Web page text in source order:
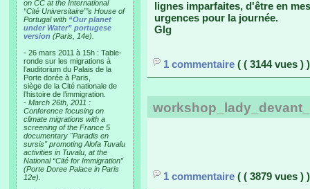
on CC at the International
“Cité Universitaire”’s House of
Portugal with “Our planet
under Water” portugese
version (Paris, 14e).
- 26 mars 2011 à 15h : Table-
ronde sur les migrations à
l’auditorium du Palais de la
Porte dorée à Paris,
siège de la Cité nationale de
l’histoire de l’immigration.
- March 26th, 2011 :
Conference focusing on
climate migrations with a
screening of the France 5
documentary "Paradis en
sursis" promoting Alofa Tuvalu
activities in Tuvalu, at the
National “Cité for Immigration”
(Porte Doree Palace in Paris
12e).
lignes imparfaites, d'être en
urgences pour la journée.
Glg
1 commentaire ( ( 3144 vues ) )
1 commentaire ( ( 3879 vues ) )